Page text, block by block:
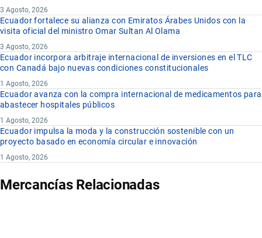
3 Agosto, 2026
Ecuador fortalece su alianza con Emiratos Árabes Unidos con la
visita oficial del ministro Omar Sultan Al Olama
3 Agosto, 2026
Ecuador incorpora arbitraje internacional de inversiones en el TLC
con Canadá bajo nuevas condiciones constitucionales
1 Agosto, 2026
Ecuador avanza con la compra internacional de medicamentos para
abastecer hospitales públicos
1 Agosto, 2026
Ecuador impulsa la moda y la construcción sostenible con un
proyecto basado en economía circular e innovación
1 Agosto, 2026
Mercancías Relacionadas